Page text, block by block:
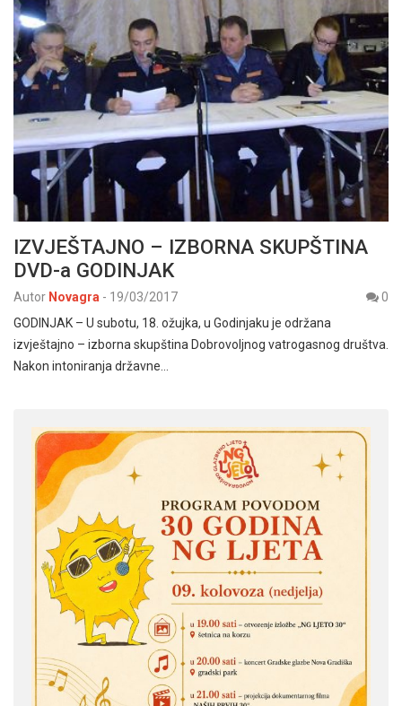
IZVJEŠTAJNO – IZBORNA SKUPŠTINA
DVD-a GODINJAK
Autor Novagra - 19/03/2017
0
GODINJAK – U subotu, 18. ožujka, u Godinjaku je održana
izvještajno – izborna skupština Dobrovoljnog vatrogasnog društva.
Nakon intoniranja državne…